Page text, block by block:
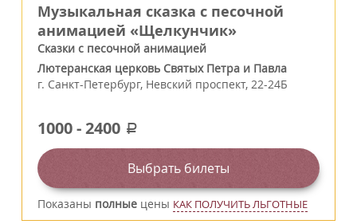
Музыкальная сказка с песочной
анимацией «Щелкунчик»
Сказки с песочной анимацией
Лютеранская церковь Святых Петра и Павла
г. Санкт-Петербург, Невский проспект, 22-24Б
1000-2400 a
Выбрать билеты
Показаны полные цены КАК ПОЛУЧИТЬ ЛЬГОТНЫЕ